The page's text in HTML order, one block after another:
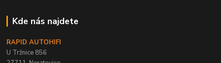
Kde nás najdete
RAPID AUTOHIFI
U Tržnice 856